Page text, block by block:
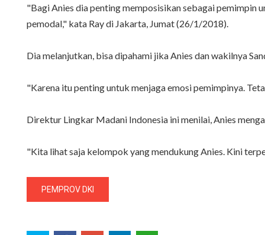
"Bagi Anies dia penting memposisikan sebagai pemimpin
pemodal," kata Ray di Jakarta, Jumat (26/1/2018).
Dia melanjutkan, bisa dipahami jika Anies dan wakilnya
"Karena itu penting untuk menjaga emosi pemimpinya.
Direktur Lingkar Madani Indonesia ini menilai, Anies
"Kita lihat saja kelompok yang mendukung Anies. Kini
PEMPROV DKI